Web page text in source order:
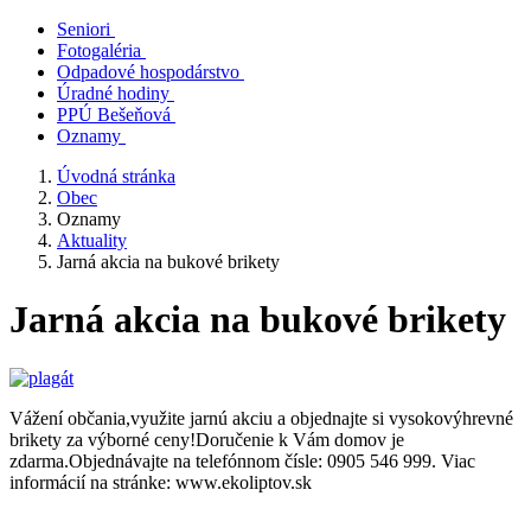
Seniori
Fotogaléria
Odpadové hospodárstvo
Úradné hodiny
PPÚ Bešeňová
Oznamy
Úvodná stránka
Obec
Oznamy
Aktuality
Jarná akcia na bukové brikety
Jarná akcia na bukové brikety
Vážení občania,využite jarnú akciu a objednajte si vysokovýhrevné
brikety za výborné ceny!Doručenie k Vám domov je
zdarma.Objednávajte na telefónnom čísle: 0905 546 999. Viac
informácií na stránke: www.ekoliptov.sk